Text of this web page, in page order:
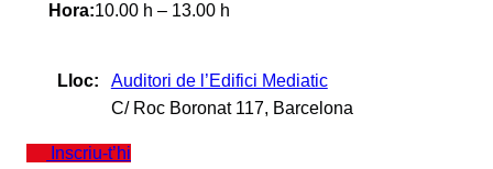
Hora:10.00 h – 13.00 h
Lloc:
Auditori de l’Edifici Mediatic
C/ Roc Boronat 117, Barcelona
Inscriu-t’hi